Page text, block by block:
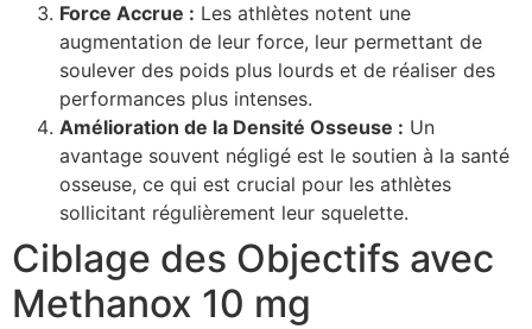
Force Accrue : Les athlètes notent une
augmentation de leur force, leur permettant de
soulever des poids plus lourds et de réaliser des
performances plus intenses.
Amélioration de la Densité Osseuse : Un
avantage souvent négligé est le soutien à la santé
osseuse, ce qui est crucial pour les athlètes
sollicitant régulièrement leur squelette.
Ciblage des Objectifs avec
Methanox 10 mg